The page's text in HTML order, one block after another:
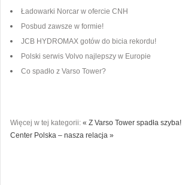
Ładowarki Norcar w ofercie CNH
Posbud zawsze w formie!
JCB HYDROMAX gotów do bicia rekordu!
Polski serwis Volvo najlepszy w Europie
Co spadło z Varso Tower?
Więcej w tej kategorii: « Z Varso Tower spadła szyba!
Center Polska – nasza relacja »